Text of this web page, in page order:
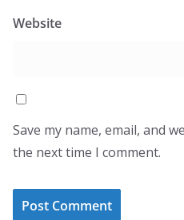
Website
Save my name, email, and
the next time I comment.